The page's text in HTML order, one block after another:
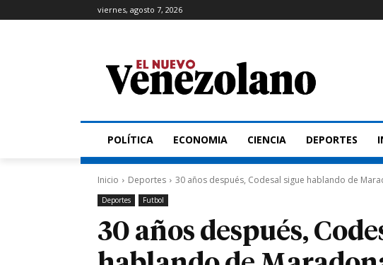
viernes, agosto 7, 2026
POLÍTICA ECONOMIA CIENCIA DEPORTES
Inicio Deportes 30 años después, Codesal sigue hablando de
Deportes Futbol
30 años después,